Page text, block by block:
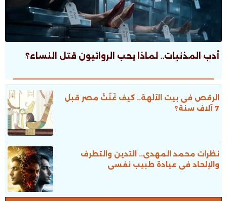
أدب المذنبات.. لماذا يحب الروائيون قتل النساء؟
الرقص فى بيت الآلهة.. كيف غَنَّتْ مصر قبل
7 آلاف سنة؟
نظرات محمد المهدى.. التدين والتطرف
والإلحاد فى عيادة طبيب نفسى